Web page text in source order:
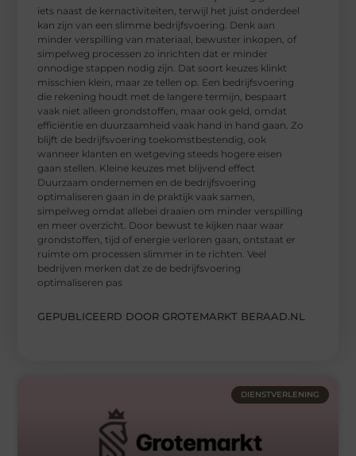
iets naast de kernactiviteiten, terwijl het juist onderdeel
kan zijn van een slimme bedrijfsvoering. Denk aan
minder verspilling van materiaal, bewuster inkopen, of
simpelweg processen zo inrichten dat er minder
onnodige stappen nodig zijn. Dat soort keuzes klinkt
misschien klein, maar ze tellen op. Een bedrijfsvoering
die rekening houdt met de langere termijn, bespaart
vaak niet alleen grondstoffen, maar ook geld, omdat
efficiëntie en duurzaamheid vaak hand in hand gaan. Zo
blijft de bedrijfsvoering toekomstbestendig, ook
wanneer klanten en wetgeving steeds hogere eisen
gaan stellen. Kleine keuzes met blijvend effect
Duurzaam ondernemen en de bedrijfsvoering
optimaliseren gaan in de praktijk vaak samen,
simpelweg omdat allebei draaien om minder verspilling
en meer overzicht. Door bewust te kijken naar waar
grondstoffen, tijd of energie verloren gaan, ontstaat er
ruimte om processen slimmer in te richten. Veel
bedrijven merken dat ze de bedrijfsvoering
optimaliseren pas
GEPUBLICEERD DOOR GROTEMARKT BERAAD.NL
DIENSTVERLENING